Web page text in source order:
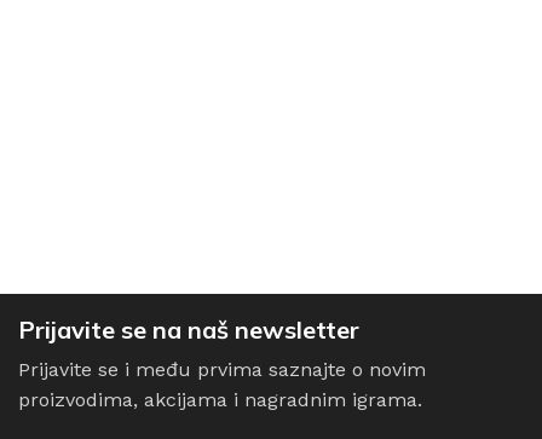
Prijavite se na naš newsletter
Prijavite se i među prvima saznajte o novim
proizvodima, akcijama i nagradnim igrama.